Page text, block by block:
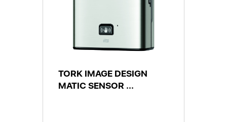
TORK IMAGE DESIGN
MATIC SENSOR ...